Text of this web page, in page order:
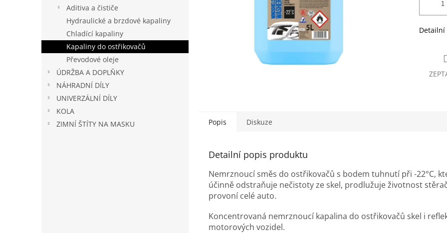
Aditiva a čističe
Hydraulické a brzdové kapaliny
Chladící kapaliny
Kapaliny do ostřikovačů
Převodové oleje
ÚDRŽBA A DOPLŇKY
NÁHRADNÍ DÍLY
UNIVERZÁLNÍ DÍLY
KOLA
ZIMNÍ ŠTÍTY NA MASKU
Popis Diskuze
Detailní popis produktu
Nemrznoucí směs do ostřikovačů s bodem tuhnutí při -22°C,
účinně odstraňuje nečistoty ze skel, prodlužuje životnost
provoní celé auto.
Koncentrovaná nemrznoucí kapalina do ostřikovačů skel i
motorových vozidel.